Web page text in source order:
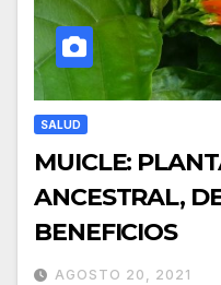
SALUD
MUICLE:
ANCESTRAL,
BENEFICIOS
AGOSTO 20, 2021